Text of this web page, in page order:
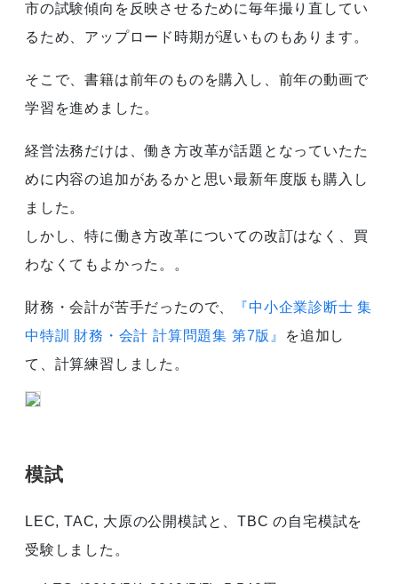
市の試験傾向を反映させるために毎年撮り直してい
るため、アップロード時期が遅いものもあります。
そこで、書籍は前年のものを購入し、前年の動画で
学習を進めました。
経営法務だけは、働き方改革が話題となっていたた
めに内容の追加があるかと思い最新年度版も購入し
ました。
しかし、特に働き方改革についての改訂はなく、買
わなくてもよかった。。
財務・会計が苦手だったので、
『中小企業診断士 集
中特訓 財務・会計 計算問題集 第7版』
を追加し
て、計算練習しました。
模試
LEC, TAC, 大原の公開模試と、TBC の自宅模試を
受験しました。